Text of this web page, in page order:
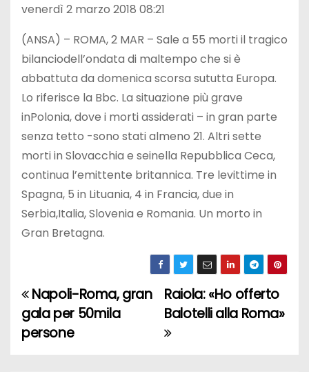
venerdì 2 marzo 2018 08:21
(ANSA) – ROMA, 2 MAR – Sale a 55 morti il tragico
bilanciodell’ondata di maltempo che si è
abbattuta da domenica scorsa sututta Europa.
Lo riferisce la Bbc. La situazione più grave
inPolonia, dove i morti assiderati – in gran parte
senza tetto -sono stati almeno 21. Altri sette
morti in Slovacchia e seinella Repubblica Ceca,
continua l’emittente britannica. Tre levittime in
Spagna, 5 in Lituania, 4 in Francia, due in
Serbia,Italia, Slovenia e Romania. Un morto in
Gran Bretagna.
N
a
Raiola: «Ho offerto
Balotelli alla Roma»
Napoli-Roma, gran
gala per 50mila
persone